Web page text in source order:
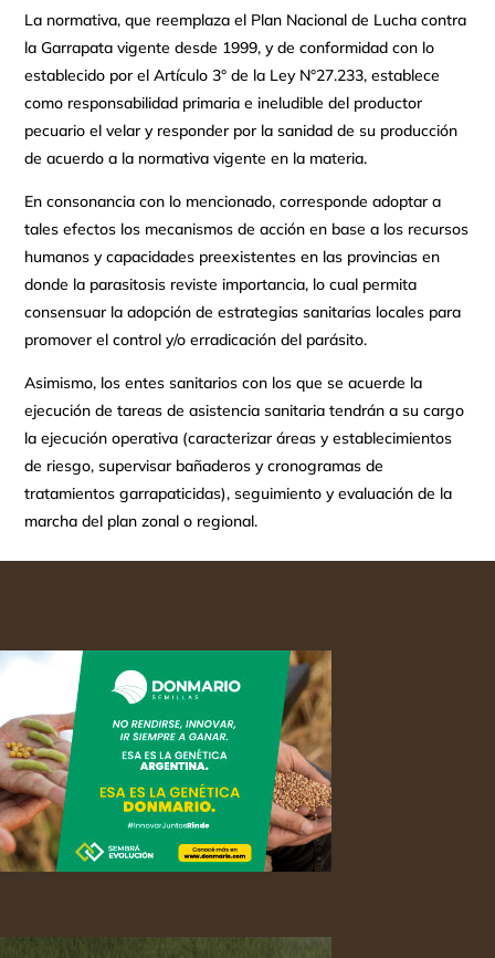
La normativa, que reemplaza el Plan Nacional de Lucha contra
la Garrapata vigente desde 1999, y de conformidad con lo
establecido por el Artículo 3° de la Ley N°27.233, establece
como responsabilidad primaria e ineludible del productor
pecuario el velar y responder por la sanidad de su producción
de acuerdo a la normativa vigente en la materia.
En consonancia con lo mencionado, corresponde adoptar a
tales efectos los mecanismos de acción en base a los recursos
humanos y capacidades preexistentes en las provincias en
donde la parasitosis reviste importancia, lo cual permita
consensuar la adopción de estrategias sanitarias locales para
promover el control y/o erradicación del parásito.
Asimismo, los entes sanitarios con los que se acuerde la
ejecución de tareas de asistencia sanitaria tendrán a su cargo
la ejecución operativa (caracterizar áreas y establecimientos
de riesgo, supervisar bañaderos y cronogramas de
tratamientos garrapaticidas), seguimiento y evaluación de la
marcha del plan zonal o regional.